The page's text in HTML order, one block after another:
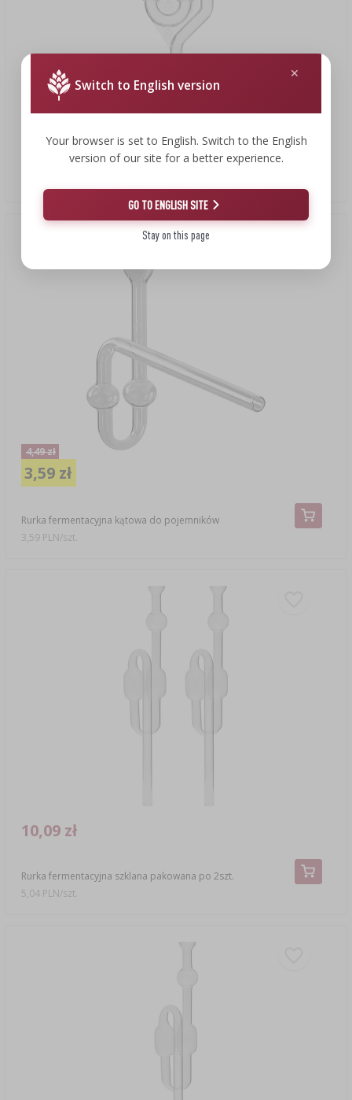
Rurka fermentacyjna MAXI z korkiem ochronnym
5,09 zł
Rurka fermentacyjna kątowa do pojemników
4,49 zł
3,59 zł
3,59 PLN/szt.
Rurka fermentacyjna szklana pakowana po 2szt.
10,09 zł
5,04 PLN/szt.
Switch to English version
Your browser is set to English. Switch to the English
version of our site for a better experience.
GO TO ENGLISH SITE
Stay on this page